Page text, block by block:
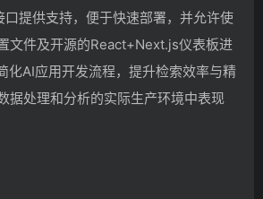
提供支持，便于快速部署，并允许使
文件及开源的React+Next.js仪表板进
化AI应用开发流程，提升检索效率与精
据处理和分析的实际生产环境中表现